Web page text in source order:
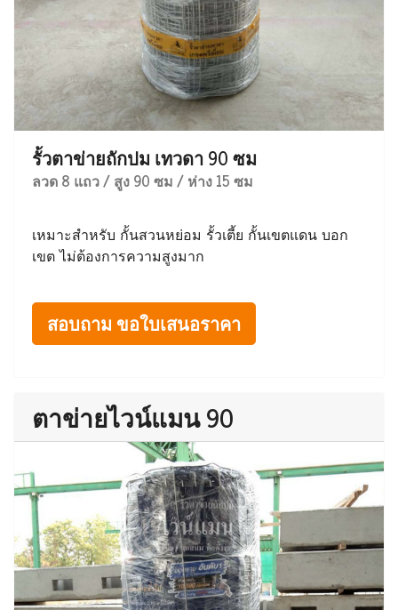
รั้วตาข่ายถักปม เทวดา 90 ซม
ลวด 8 แถว / สูง 90 ซม / ห่าง 15 ซม
เหมาะสำหรับ กั้นสวนหย่อม รั้วเตี้ย กั้นเขตแดน บอก
เขต ไม่ต้องการความสูงมาก
สอบถาม ขอใบเสนอราคา
ตาข่ายไวน์แมน 90